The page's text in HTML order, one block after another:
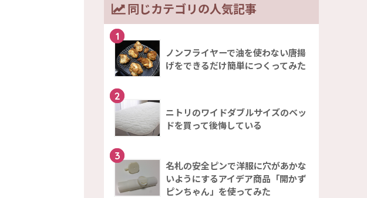
同じカテゴリの人気記事
1
ノンフライヤーで油を使わない唐揚
げをできるだけ簡単につくってみた
2
ニトリのワイドダブルサイズのベッ
ドを買って後悔している
3
名札の安全ピンで洋服に穴があかな
いようにするアイデア商品「開かず
ピンちゃん」を使ってみた